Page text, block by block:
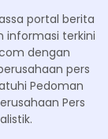
portal berita
informasi terkini
dengan
pers
Pedoman
Pers